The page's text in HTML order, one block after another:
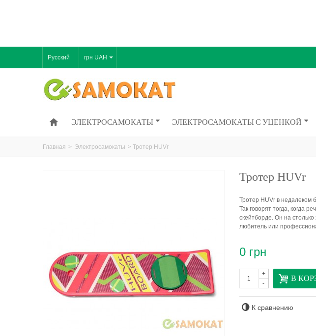
Русский грн UAH
ЭЛЕКТРОСАМОКАТЫ ЭЛЕКТРОСАМОКАТЫ С УЦЕНКОЙ
Главная > Электросамокаты > Тротер HUVr
Тротер HUVr
Тротер HUVr в недалеком
Так говорят тогда, когда
скейтборде. Он на
любитель или
0 грн
-
+ В
К сравнению